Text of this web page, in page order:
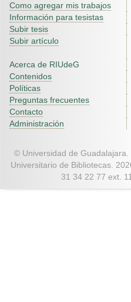
Como agregar mis trabajos
Información para tesistas
Subir tesis
Subir artículo
Acerca de RIUdeG
Contenidos
Políticas
Preguntas frecuentes
Contacto
Administración
© Universidad de
Universitario de Bibliotecas.
31 34 22 77 ext.